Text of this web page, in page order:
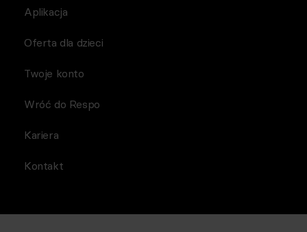
Aplikacja
Oferta dla dzieci
Twoje konto
Wróć do Respo
Kariera
Kontakt